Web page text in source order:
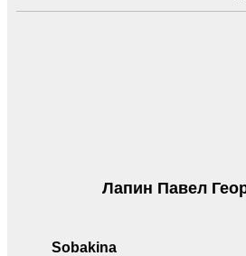
Sobakina
Лапин Павел